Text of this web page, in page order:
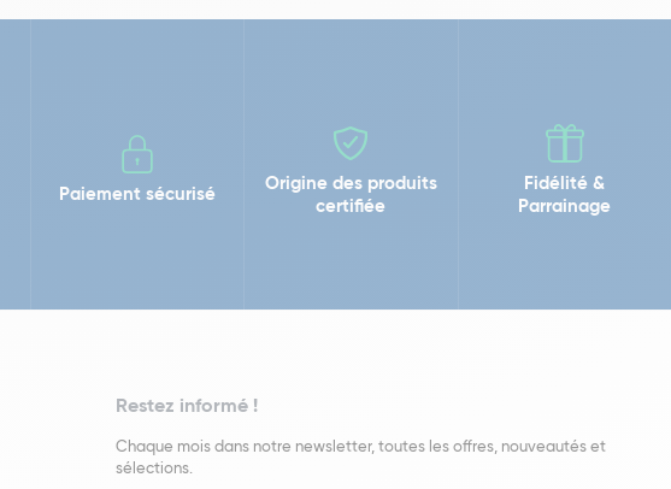
Paiement sécurisé
Origine des produits
certifiée
Fidélité &
Parrainage
Restez informé !
Chaque mois dans notre newsletter, toutes les offres, nouveautés et
sélections.